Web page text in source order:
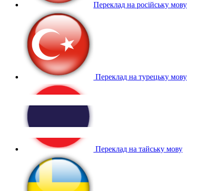
Переклад на російську мову
Переклад на турецьку мову
Переклад на тайську мову